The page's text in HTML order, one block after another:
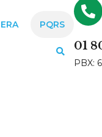
PQRS
01
PBX: